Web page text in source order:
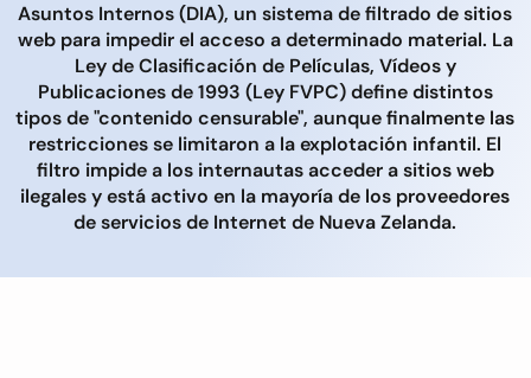
Asuntos Internos (DIA), un sistema de filtrado de sitios
web para impedir el acceso a determinado material. La
Ley de Clasificación de Películas, Vídeos y
Publicaciones de 1993 (Ley FVPC) define distintos
tipos de "contenido censurable", aunque finalmente las
restricciones se limitaron a la explotación infantil. El
filtro impide a los internautas acceder a sitios web
ilegales y está activo en la mayoría de los proveedores
de servicios de Internet de Nueva Zelanda.